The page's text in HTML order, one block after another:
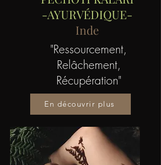
-AYURVÉDIQUE-
Inde
"Ressourcement,
Relâchement,
Récupération"
En découvrir plus